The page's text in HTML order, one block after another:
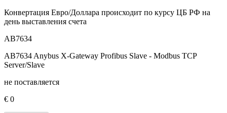
Конвертация Евро/Доллара происходит по курсу ЦБ РФ на
день выставления счета
AB7634
AB7634 Anybus X-Gateway Profibus Slave - Modbus TCP
Server/Slave
не поставляется
€ 0